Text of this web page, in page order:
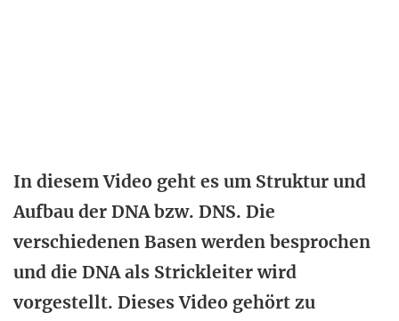
In diesem Video geht es um Struktur und
Aufbau der DNA bzw. DNS. Die
verschiedenen Basen werden besprochen
und die DNA als Strickleiter wird
vorgestellt. Dieses Video gehört zu